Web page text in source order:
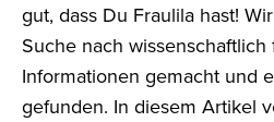
gut, dass Du Fraulila hast!
Suche nach
Informationen gemacht und
gefunden. In diesem Artikel